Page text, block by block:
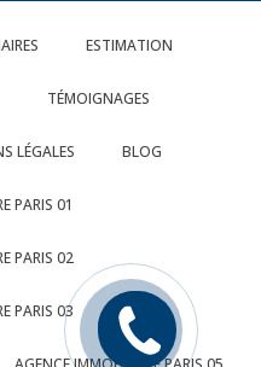
ESTIMATION
TÉMOIGNAGES
LÉGALES BLOG
PARIS 01
PARIS 02
PARIS 03
Rappelez
moi